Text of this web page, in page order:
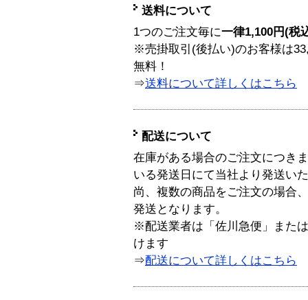
送料について
1つのご注文毎に一律1,100円(税
※売掛取引(後払い)のお客様は
無料！
⇒送料について詳しくはこちら
配送について
在庫がある場合のご注文につき
いる発送日にて当社より発送い
尚、複数の商品をご注文の場合
発送となります。
※配送業者は「佐川急便」また
けます
⇒配送について詳しくはこちら